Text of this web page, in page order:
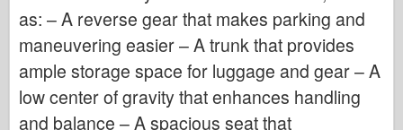
as: – A reverse gear that makes parking and
maneuvering easier – A trunk that provides
ample storage space for luggage and gear – A
low center of gravity that enhances handling
and balance – A spacious seat that